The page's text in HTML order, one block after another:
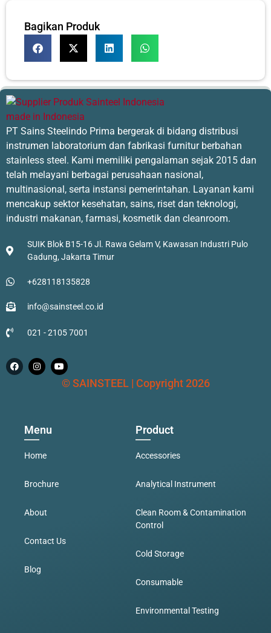
Bagikan Produk
PT Sains Steelindo Prima bergerak di bidang distribusi
instrumen laboratorium dan fabrikasi furnitur berbahan
stainless steel. Kami memiliki pengalaman sejak 2015 dan
telah melayani berbagai perusahaan nasional,
multinasional, serta instansi pemerintahan. Layanan kami
mencakup sektor kesehatan, sains, riset dan teknologi,
industri makanan, farmasi, kosmetik dan cleanroom.
SUIK Blok B15-16 Jl. Rawa Gelam V, Kawasan Industri Pulo
Gadung, Jakarta Timur
+628118135828
info@sainsteel.co.id
021 - 2105 7001
© SAINSTEEL | Copyright 2026
Menu
Home
Brochure
About
Contact Us
Blog
Product
Accessories
Analytical Instrument
Clean Room & Contamination
Control
Cold Storage
Consumable
Environmental Testing